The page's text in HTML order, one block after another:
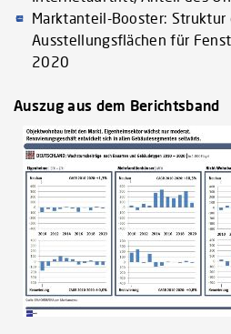
Marktanteil-Booster: Struktur
Ausstellungsflächen für
2020
Auszug aus dem Berichtsband